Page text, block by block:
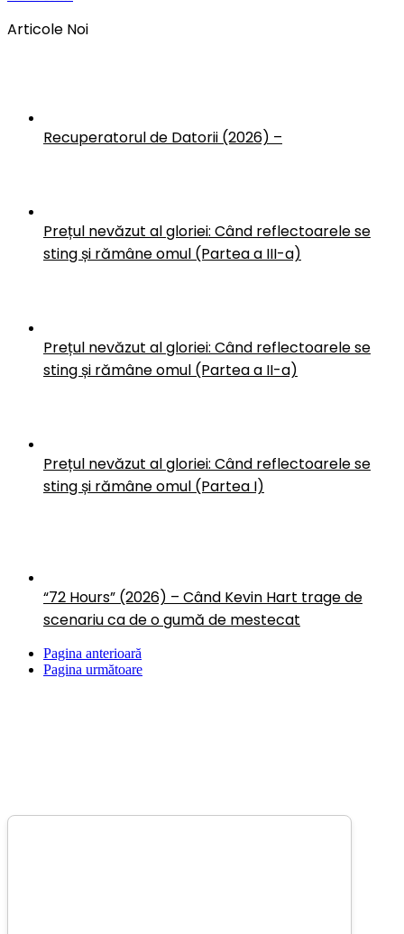
Articole Noi
Recuperatorul de Datorii (2026) –
Prețul nevăzut al gloriei: Când reflectoarele se
sting și rămâne omul (Partea a III-a)
Prețul nevăzut al gloriei: Când reflectoarele se
sting și rămâne omul (Partea a II-a)
Prețul nevăzut al gloriei: Când reflectoarele se
sting și rămâne omul (Partea I)
“72 Hours” (2026) – Când Kevin Hart trage de
scenariu ca de o gumă de mestecat
Pagina anterioară
Pagina următoare